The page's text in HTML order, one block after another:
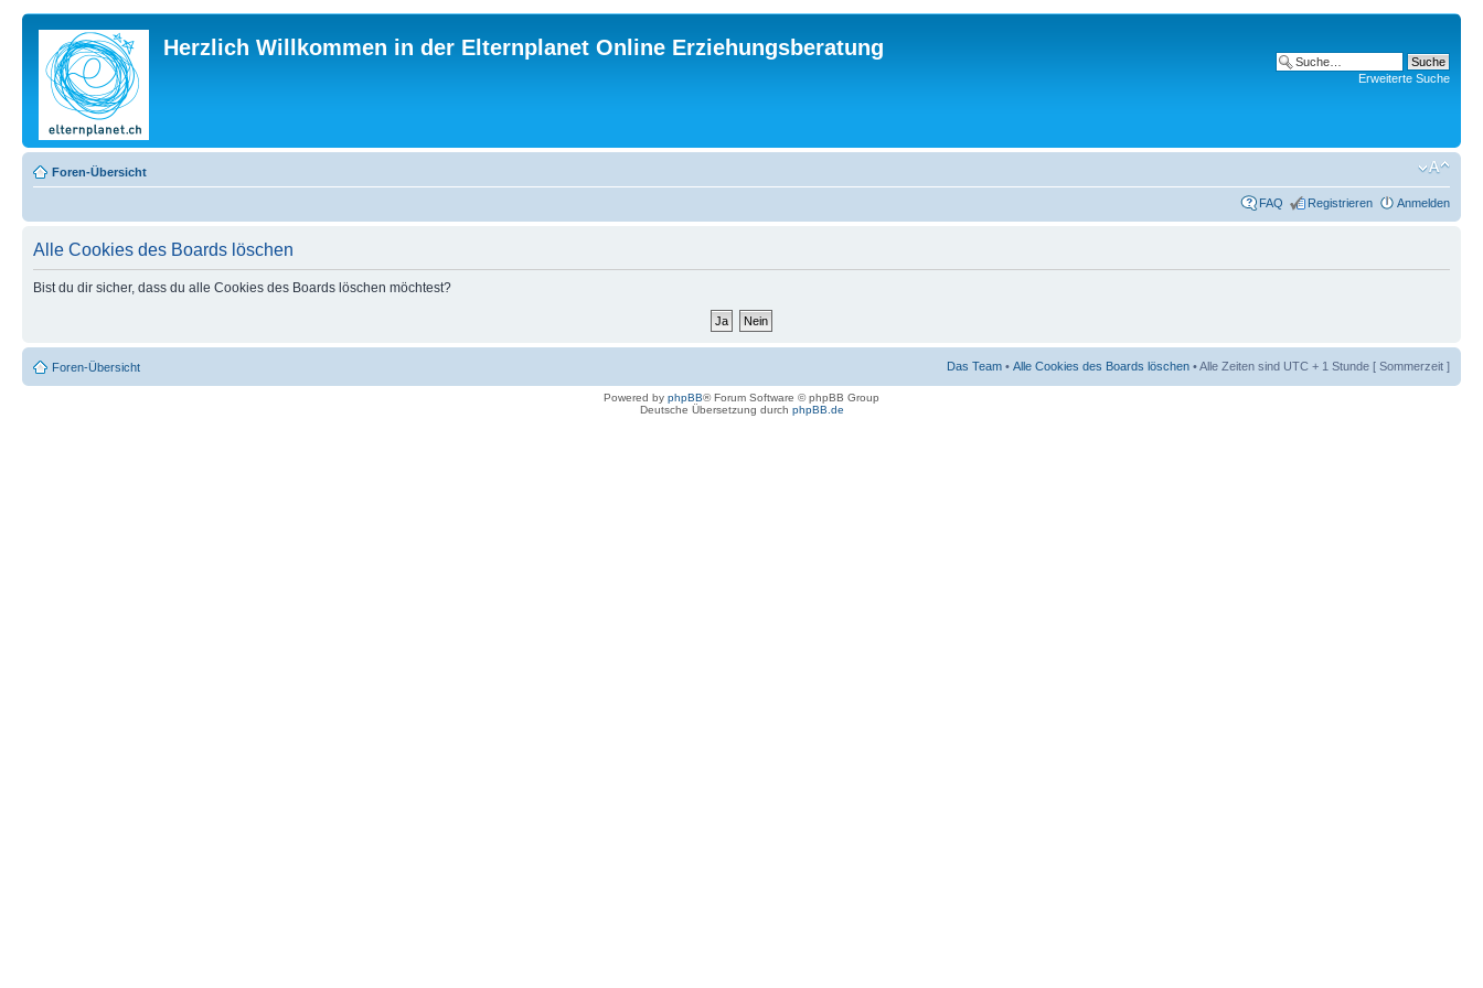
Herzlich Willkommen in der Elternplanet Online Erziehungsberatung
Erweiterte Suche
Foren-Übersicht
FAQ Registrieren Anmelden
Alle Cookies des Boards löschen
Bist du dir sicher, dass du alle Cookies des Boards löschen möchtest?
Foren-Übersicht Das Team • Alle Cookies des Boards löschen • Alle Zeiten sind UTC + 1 Stunde [ Sommerzeit ]
Powered by phpBB® Forum Software © phpBB Group
Deutsche Übersetzung durch phpBB.de